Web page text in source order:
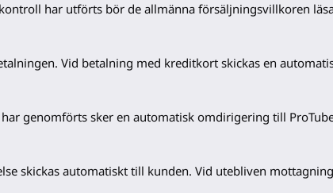
har utförts bör de allmänna försäljningsvillkoren
Vid betalning med kreditkort skickas en
genomförts sker en automatisk omdirigering till
skickas automatiskt till kunden. Vid utebliven